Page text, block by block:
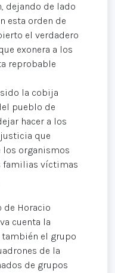
dejando de lado
esta orden de
el verdadero
exonera a los
reprobable
la cobija
pueblo de
hacer a los
que
los organismos
familias víctimas
de Horacio
cuenta la
el grupo
de la
de grupos